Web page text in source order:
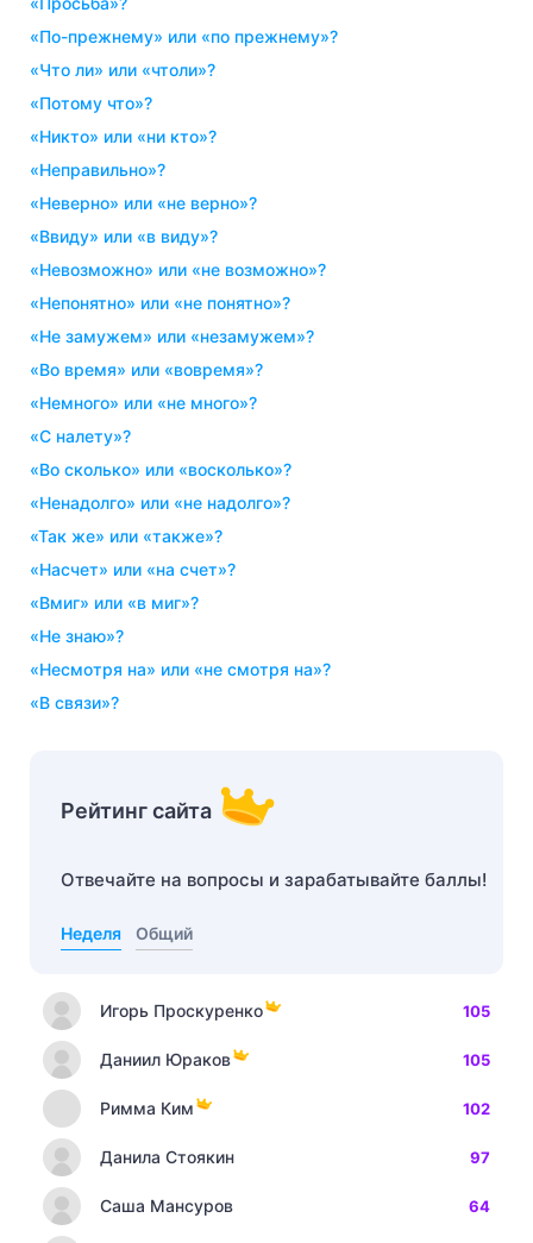
«по-прежнему» или «по прежнему»?
«что ли» или «чтоли»?
«потому что»?
«никто» или «ни кто»?
«неправильно»?
«неверно» или «не верно»?
«ввиду» или «в виду»?
«невозможно» или «не возможно»?
«непонятно» или «не понятно»?
«не замужем» или «незамужем»?
«во время» или «вовремя»?
«немного» или «не много»?
«с налету»?
«во сколько» или «восколько»?
«ненадолго» или «не надолго»?
«так же» или «также»?
«насчет» или «на счет»?
«вмиг» или «в миг»?
«не знаю»?
«несмотря на» или «не смотря на»?
«в связи»?
Рейтинг сайта
Отвечайте на вопросы и зарабатывайте баллы!
Неделя Общий
Игорь Проскуренко 105
Даниил Юраков 105
Римма Ким 102
Данила Стоякин 97
Саша Мансуров 64